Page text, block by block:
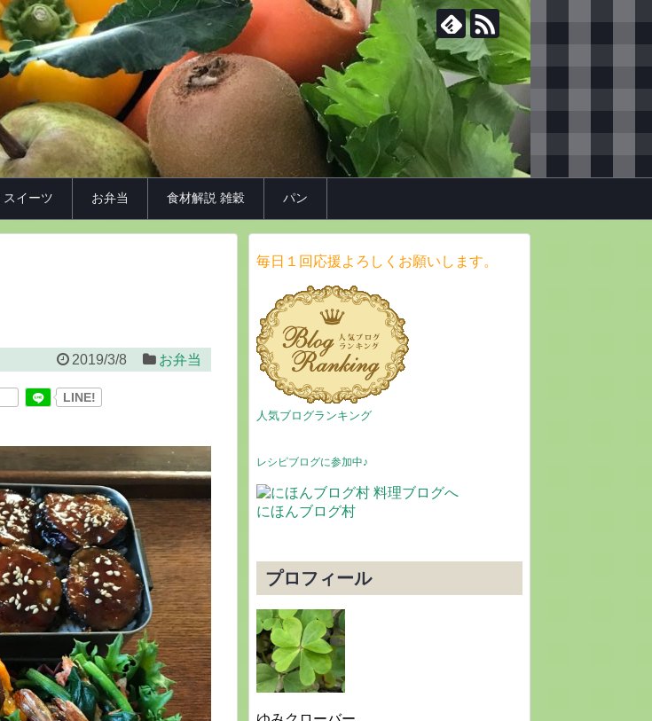
スイーツ お弁当 食材解説 雑穀 パン
2019/3/8 お弁当
LINE!
毎日１回応援よろしくお願いします。
人気ブログランキング
レシピブログに参加中♪
にほんブログ村
プロフィール